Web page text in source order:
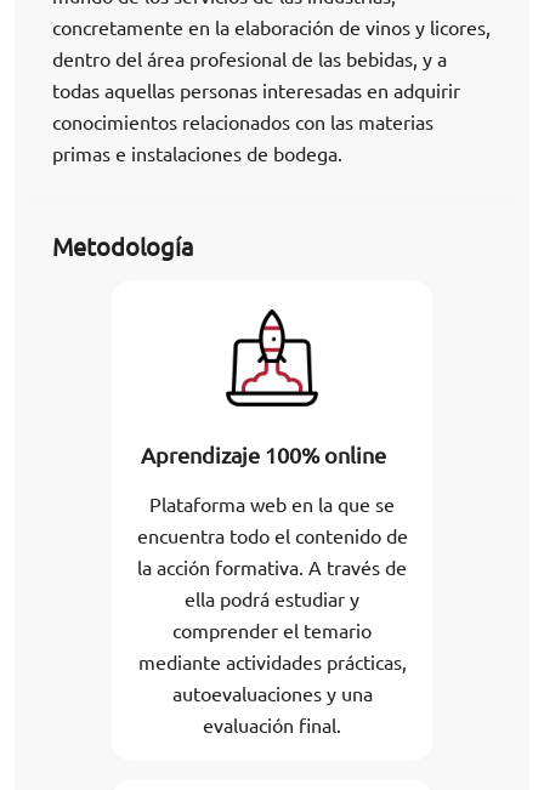
concretamente en la elaboración de vinos y licores,
dentro del área profesional de las bebidas, y a
todas aquellas personas interesadas en adquirir
conocimientos relacionados con las materias
primas e instalaciones de bodega.
Metodología
Aprendizaje 100% online
Plataforma web en la que se
encuentra todo el contenido de
la acción formativa. A través de
ella podrá estudiar y
comprender el temario
mediante actividades prácticas,
autoevaluaciones y una
evaluación final.